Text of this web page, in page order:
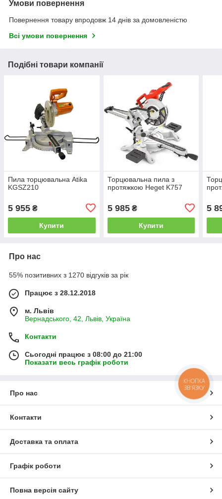
Умови повернення
Повернення товару впродовж 14 днів за домовленістю
Всі умови повернення
Подібні товари компанії
Пила торцювальна Atika
KGSZ210
5 955 ₴
Купити
Торцювальна пила з
протяжкою Heget K757
5 985₴
Купити
5
Про нас
55% позитивних з 1270 відгуків за рік
Працює з 28.12.2018
м. Львів
Вернадського, 42, Львів, Україна
Контакти
Сьогодні працює з 08:00 до 21:00
Показати весь графік роботи
Про нас
Контакти
Доставка та оплата
Графік роботи
Повна версія сайту
КНОПКА
ЗВ'ЯЗКУ